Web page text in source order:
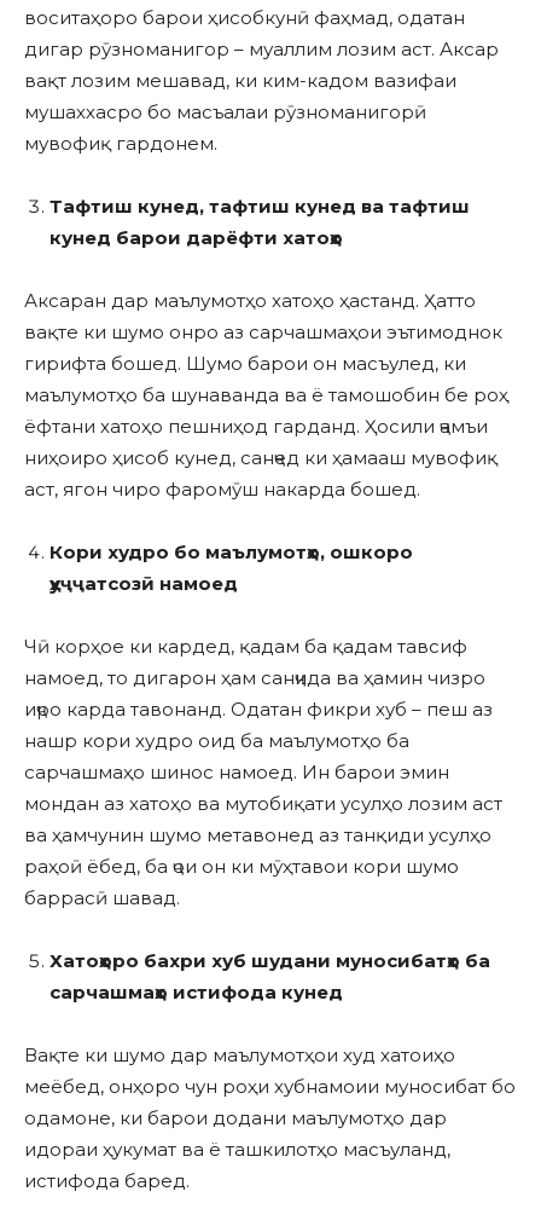
воситаҳоро барои ҳисобкунӣ фаҳмад, одатан
дигар рӯзноманигор – муаллим лозим аст. Аксар
вақт лозим мешавад, ки ким-кадом вазифаи
мушаххасро бо масъалаи рӯзноманигорӣ
мувофиқ гардонем.
Тафтиш кунед, тафтиш кунед ва тафтиш
кунед барои дарёфти хатоҳо
Аксаран дар маълумотҳо хатоҳо ҳастанд. Ҳатто
вақте ки шумо онро аз сарчашмаҳои эътимоднок
гирифта бошед. Шумо барои он масъулед, ки
маълумотҳо ба шунаванда ва ё тамошобин бе роҳ
ёфтани хатоҳо пешниҳод гарданд. Ҳосили ҷамъи
ниҳоиро ҳисоб кунед, санҷед ки ҳамааш мувофиқ
аст, ягон чиро фаромӯш накарда бошед.
Кори худро бо маълумотҳо, ошкоро
ҳуҷҷатсозӣ намоед
Чӣ корҳое ки кардед, қадам ба қадам тавсиф
намоед, то дигарон ҳам санҷида ва ҳамин чизро
иҷро карда тавонанд. Одатан фикри хуб – пеш аз
нашр кори худро оид ба маълумотҳо ба
сарчашмаҳо шинос намоед. Ин барои эмин
мондан аз хатоҳо ва мутобиқати усулҳо лозим аст
ва ҳамчунин шумо метавонед аз танқиди усулҳо
раҳоӣ ёбед, ба ҷои он ки мӯҳтавои кори шумо
баррасӣ шавад.
Хатоҳоро бахри хуб шудани муносибатҳо ба
сарчашмаҳо истифода кунед
Вақте ки шумо дар маълумотҳои худ хатоиҳо
меёбед, онҳоро чун роҳи хубнамоии муносибат бо
одамоне, ки барои додани маълумотҳо дар
идораи ҳукумат ва ё ташкилотҳо масъуланд,
истифода баред.